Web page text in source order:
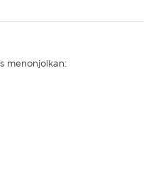
menonjolkan: